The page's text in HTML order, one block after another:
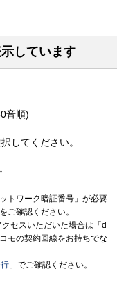
しています
音順)
してください。
トワーク暗証番号」が必要
をご確認ください。
セスいただいた場合は「d
モの契約回線をお持ちでな
」でご確認ください。